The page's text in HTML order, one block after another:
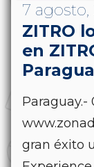
7 agosto,
ZITRO
en
Paraguay.-
gran éxito